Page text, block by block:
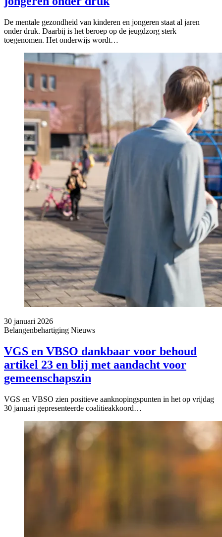
De mentale gezondheid van kinderen en jongeren staat al jaren
onder druk. Daarbij is het beroep op de jeugdzorg sterk
toegenomen. Het onderwijs wordt…
30 januari 2026
Belangenbehartiging Nieuws
VGS en VBSO dankbaar voor behoud
artikel 23 en blij met aandacht voor
gemeenschapszin
VGS en VBSO zien positieve aanknopingspunten in het op vrijdag
30 januari gepresenteerde coalitieakkoord…